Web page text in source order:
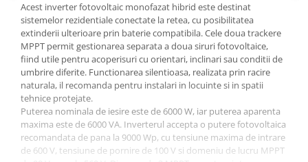
Acest inverter fotovoltaic monofazat hibrid este destinat
sistemelor rezidentiale conectate la retea, cu posibilitatea
extinderii ulterioare prin baterie compatibila. Cele doua trackere
MPPT permit gestionarea separata a doua siruri fotovoltaice,
fiind utile pentru acoperisuri cu orientari, inclinari sau conditii de
umbrire diferite. Functionarea silentioasa, realizata prin racire
naturala, il recomanda pentru instalari in locuinte si in spatii
tehnice protejate.
Puterea nominala de iesire este de 6000 W, iar puterea aparenta
maxima este de 6000 VA. Inverterul accepta o putere fotovoltaica
recomandata de pana la 9000 Wp, cu tensiune maxima de intrare
de 600 V, tensiune de pornire de 100 V si domeniu de lucru MPPT